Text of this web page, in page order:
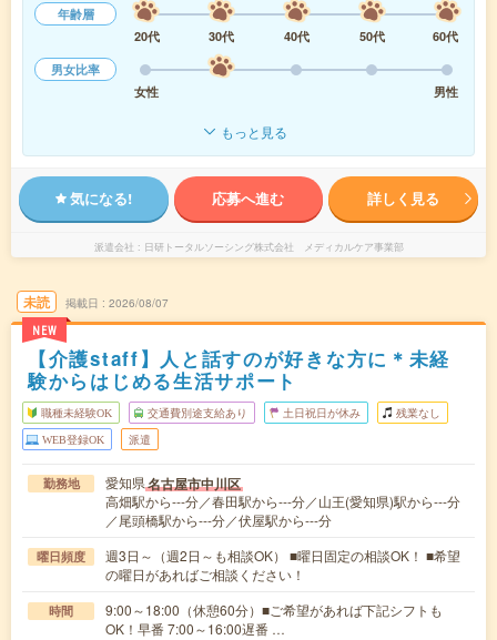
年齢層
20代
30代 40代 50代
60代
男女比率
女性
男性
もっと見る
気になる! 応募へ進む 詳しく見る
派遣会社 日研トータルソーシング株式会社 メディカルケア事業部
未読
NEW
掲載日 2026/08/07
【介護staff】人と話すのが好きな方に＊未経
験からはじめる生活サポート
職種未経験OK 交通費別途支給あり 土日祝日が休み 残業なし
WEB登録OK 派遣
勤務地 愛知県名古屋市中川区
高畑駅から---分／春田駅から---分／山王(愛知県)駅から---分
／尾頭橋駅から---分／伏屋駅から---分
曜日頻度
週3日～（週2日～も相談OK） ■曜日固定の相談OK！ ■希望
の曜日があればご相談ください！
時間
9:00～18:00（休憩60分）■ご希望があれば下記シフトも
OK！早番 7:00～16:00遅番 …